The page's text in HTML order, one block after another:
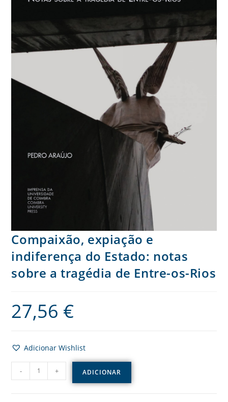
Compaixão, expiação e
indiferença do Estado: notas
sobre a tragédia de Entre-os-Rios
27,56 €
Adicionar Wishlist
- + ADICIONAR